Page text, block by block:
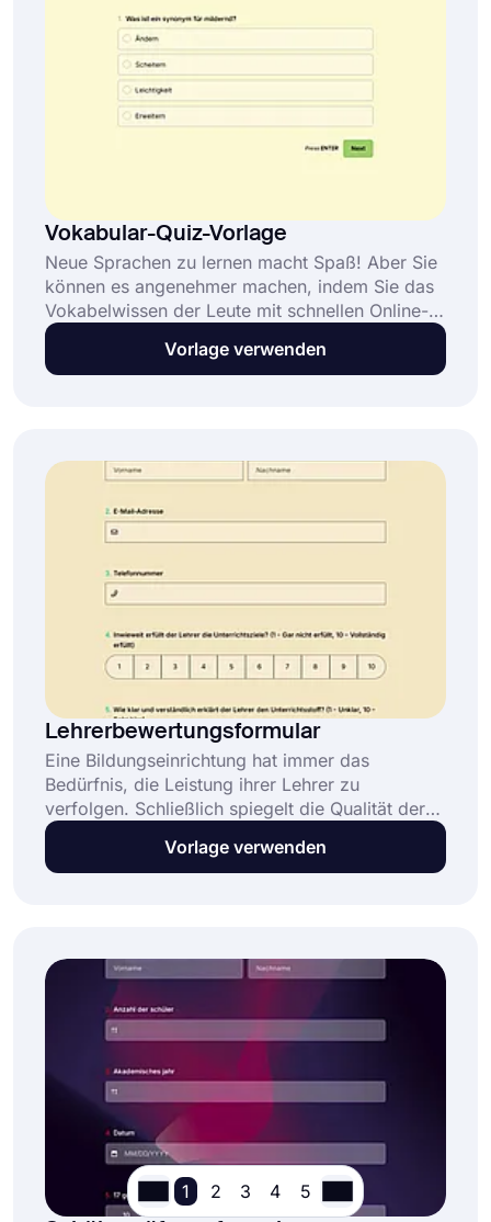
Vokabular-Quiz-Vorlage
Neue Sprachen zu lernen macht Spaß! Aber Sie
können es angenehmer machen, indem Sie das
Vokabelwissen der Leute mit schnellen Online-
Quiz testen. Und um Ihnen bei der Quiz-
Erstellung zu helfen, bietet forms.app eine tolle
Vorlage verwenden
Lehrerbewertungsformular
Eine Bildungseinrichtung hat immer das
Bedürfnis, die Leistung ihrer Lehrer zu
verfolgen. Schließlich spiegelt die Qualität der
Lehrer die Qualität der Einrichtung wider. Ein
Online-Lehrerbewertungsformular hilft Ihnen, die
"Vorlage verwenden" klicken!
Vorlage verwenden
1 2 3 4 5